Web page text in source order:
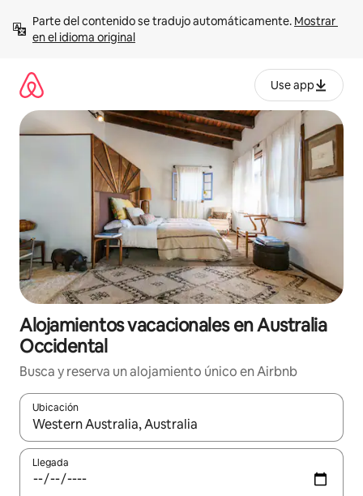
contenido
Parte del contenido se tradujo automáticamente. Mostrar
en el idioma original
Use app
Alojamientos vacacionales en Australia
Occidental
Busca y reserva un alojamiento único en Airbnb
Ubicación
Cuando los resultados estén disponibles, podrás navegar
Llegada